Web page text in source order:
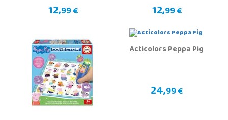
12,99 € 12,99 €
Acticolors Peppa Pig
24,99 €